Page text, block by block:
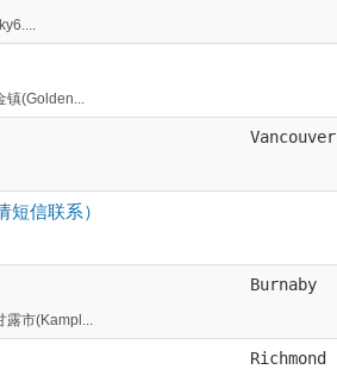
(Golden...
Vancouver
信联系）
市(Kampl...
Burnaby
Richmond